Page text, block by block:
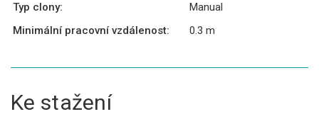
Typ clony:
Manual
Minimální pracovní vzdálenost:
0.3 m
Ke stažení